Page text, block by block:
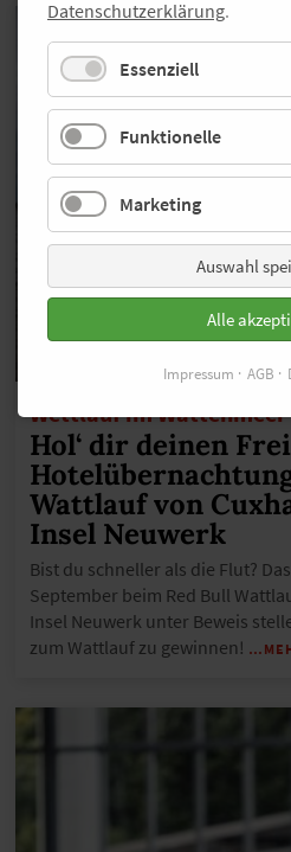
Wettlauf im Wattenmeer
Hol‘ dir deinen
Wattlauf von
Insel Neuwerk
Bist du schneller als die Flut?
September beim Red Bull
Insel Neuwerk unter Beweis
zum Wattlauf zu gewinnen!
Datenschutzerklärung.
Essenziell
Funktionelle
Marketing
Auswahl
Alle
Impressum AGB